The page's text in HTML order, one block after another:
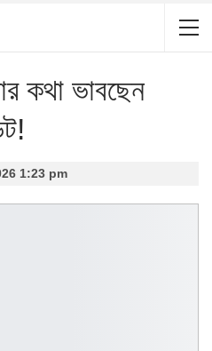
কথা ভাবছেন
1:23 pm